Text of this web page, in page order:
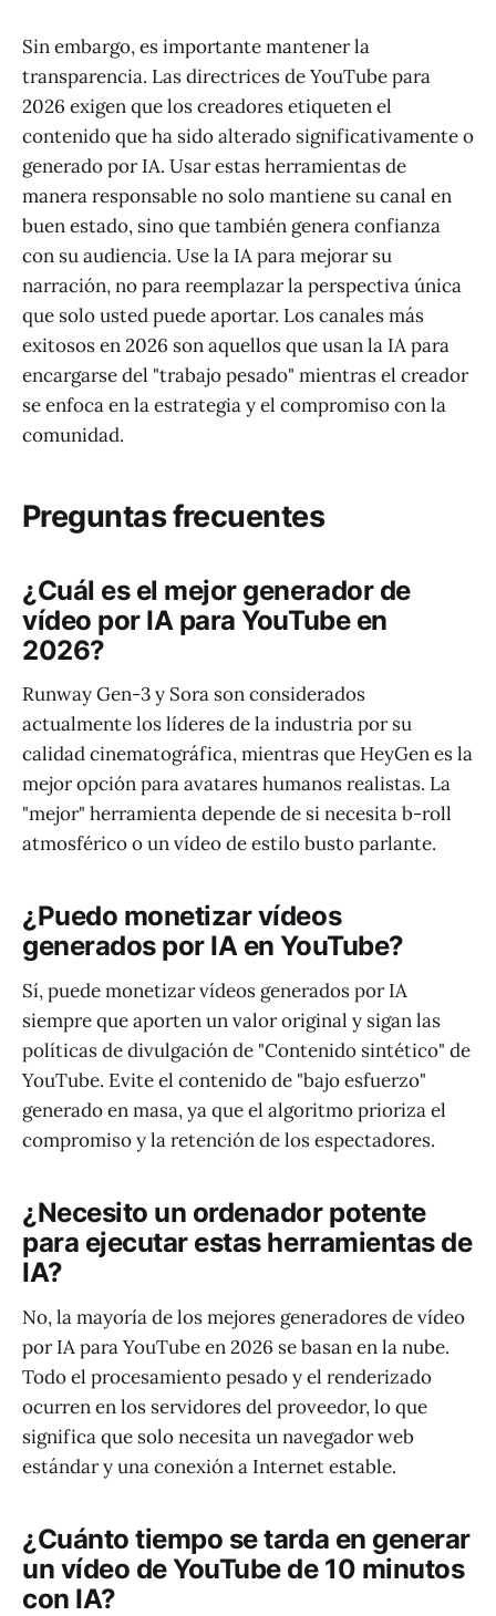
Sin embargo, es importante mantener la
transparencia. Las directrices de YouTube para
2026 exigen que los creadores etiqueten el
contenido que ha sido alterado significativamente o
generado por IA. Usar estas herramientas de
manera responsable no solo mantiene su canal en
buen estado, sino que también genera confianza
con su audiencia. Use la IA para mejorar su
narración, no para reemplazar la perspectiva única
que solo usted puede aportar. Los canales más
exitosos en 2026 son aquellos que usan la IA para
encargarse del "trabajo pesado" mientras el creador
se enfoca en la estrategia y el compromiso con la
comunidad.
Preguntas frecuentes
¿Cuál es el mejor generador de
vídeo por IA para YouTube en
2026?
Runway Gen-3 y Sora son considerados
actualmente los líderes de la industria por su
calidad cinematográfica, mientras que HeyGen es la
mejor opción para avatares humanos realistas. La
"mejor" herramienta depende de si necesita b-roll
atmosférico o un vídeo de estilo busto parlante.
¿Puedo monetizar vídeos
generados por IA en YouTube?
Sí, puede monetizar vídeos generados por IA
siempre que aporten un valor original y sigan las
políticas de divulgación de "Contenido sintético" de
YouTube. Evite el contenido de "bajo esfuerzo"
generado en masa, ya que el algoritmo prioriza el
compromiso y la retención de los espectadores.
¿Necesito un ordenador potente
para ejecutar estas herramientas de
IA?
No, la mayoría de los mejores generadores de vídeo
por IA para YouTube en 2026 se basan en la nube.
Todo el procesamiento pesado y el renderizado
ocurren en los servidores del proveedor, lo que
significa que solo necesita un navegador web
estándar y una conexión a Internet estable.
¿Cuánto tiempo se tarda en generar
un vídeo de YouTube de 10 minutos
con IA?